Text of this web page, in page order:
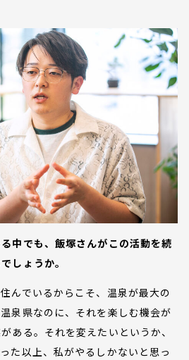
中でも、飯塚さんがこの活動を続
しょうか。
んでいるからこそ、温泉が最大の
泉県なのに、それを楽しむ機会が
ある。それを変えたいというか、
た以上、私がやるしかないと思っ